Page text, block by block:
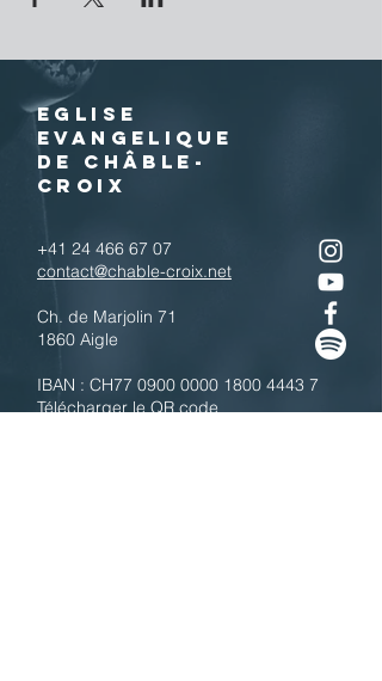
EGLISE
EVANGELIQUE
DE CHÂBLE-
CROIX
+41 24 466 67 07
contact@chable-croix.net
Ch. de Marjolin 71
1860 Aigle
IBAN : CH77 0900 0000 1800 4443 7
Télécharger le QR code